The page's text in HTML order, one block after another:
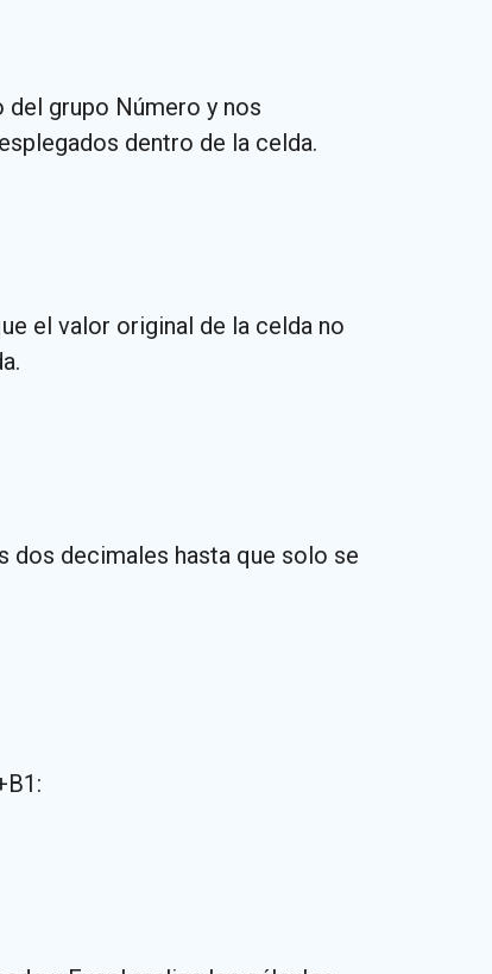
grupo Número y nos
dentro de la celda.
el valor original de la celda no
dos decimales hasta que solo se